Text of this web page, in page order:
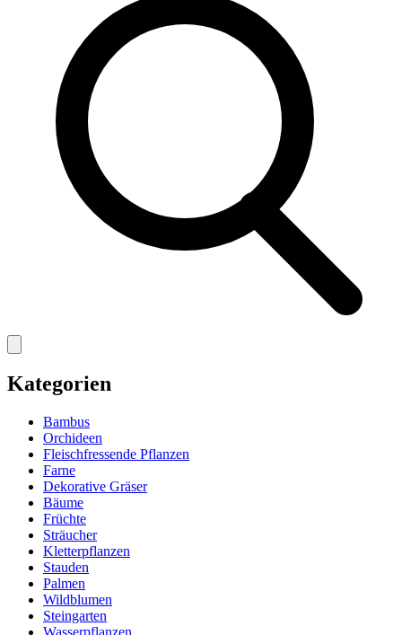
Kategorien
Bambus
Orchideen
Fleischfressende Pflanzen
Farne
Dekorative Gräser
Bäume
Früchte
Sträucher
Kletterpflanzen
Stauden
Palmen
Wildblumen
Steingarten
Wasserpflanzen